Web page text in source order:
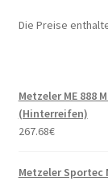
Die Preise
Metzeler ME 888
(Hinterreifen)
267.68€
Metzeler Sportec